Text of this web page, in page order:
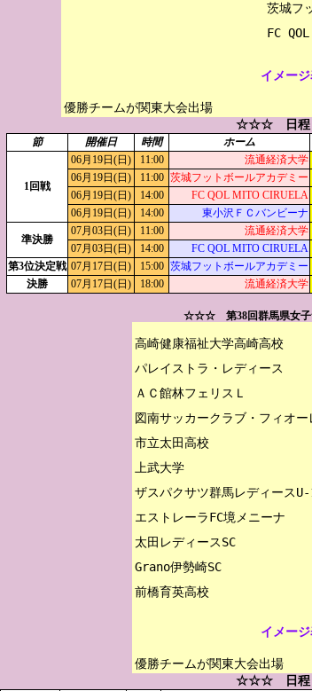
茨城フ
イメー
優勝チームが関東大会出場
☆☆☆ 日程
節 開催日 時間 ホーム
1回戦
06月19日(日) 11:00 流通経済大学
06月19日(日)
11:00 茨城フットボールアカデミー
06月19日(日)
14:00 FC QOL MITO CIRUELA
06月19日(日)
14:00 東小沢ＦＣバンビーナ
準決勝
07月03日(日) 11:00 流通経済大学
07月03日(日)
14:00 FC QOL MITO CIRUELA
第3位決定戦 07月17日(日) 15:00 茨城フットボールアカデミー
決勝
07月17日(日) 18:00 流通経済大学
☆☆☆ 第38回群馬県女
高崎健康福祉大学高崎高校
パレイストラ・レディース
ＡＣ館林フェリスＬ
図南サッカークラブ・フィオー
市立太田高校
上武大学
ザスパクサツ群馬レディース
エストレーラFC境メニーナ
太田レディースSC
Grano伊勢崎SC
イメー
優勝チームが関東大会出場
☆☆☆ 日程